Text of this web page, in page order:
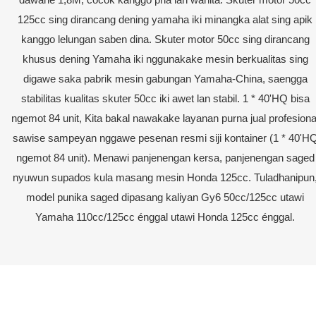
125cc sing dirancang dening yamaha iki minangka alat sing apik
kanggo lelungan saben dina. Skuter motor 50cc sing dirancang
khusus dening Yamaha iki nggunakake mesin berkualitas sing
digawe saka pabrik mesin gabungan Yamaha-China, saengga
stabilitas kualitas skuter 50cc iki awet lan stabil. 1 * 40'HQ bisa
ngemot 84 unit, Kita bakal nawakake layanan purna jual
sawise sampeyan nggawe pesenan resmi siji kontainer (1 *
ngemot 84 unit). Menawi panjenengan kersa, panjenengan saged
nyuwun supados kula masang mesin Honda 125cc. Tuladhanipun,
model punika saged dipasang kaliyan Gy6 50cc/125cc utawi
Yamaha 110cc/125cc énggal utawi Honda 125cc énggal.